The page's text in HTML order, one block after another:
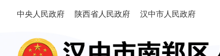
中央人民政府 陕西省人民政府 汉中市人民政府